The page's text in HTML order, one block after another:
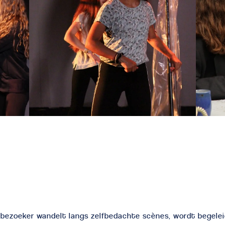
wandelt langs zelfbedachte scènes, wordt